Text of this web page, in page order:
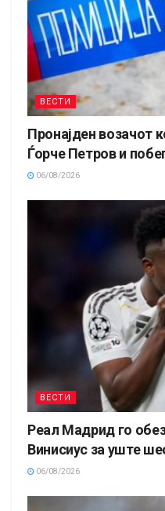
ВЕСТИ
Пронајден возачот
Ѓорче Петров и
06/08/2026
ВЕСТИ
Реал Мадрид го
Винисиус за уште
06/08/2026